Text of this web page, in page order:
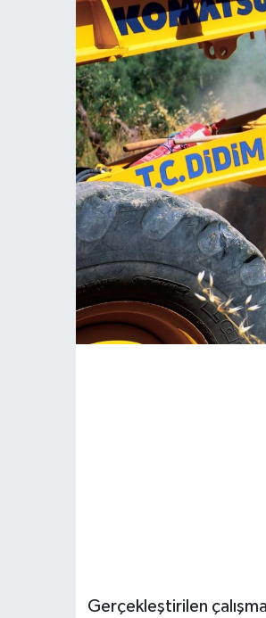
Gerçekleştirilen